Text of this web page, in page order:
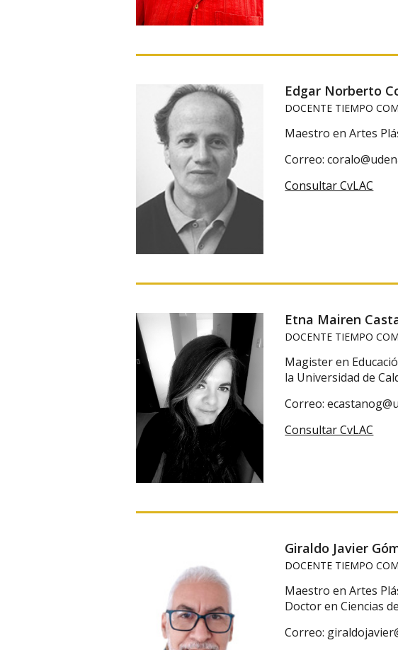
Edgar Norberto
DOCENTE TIEMPO
Maestro en Artes
Correo:
Consultar CvLAC
Etna Mairen
DOCENTE TIEMPO
Magister en
la Universidad de
Correo:
Consultar CvLAC
Giraldo Javier
DOCENTE TIEMPO
Maestro en Artes
Doctor en Ciencias
Correo: